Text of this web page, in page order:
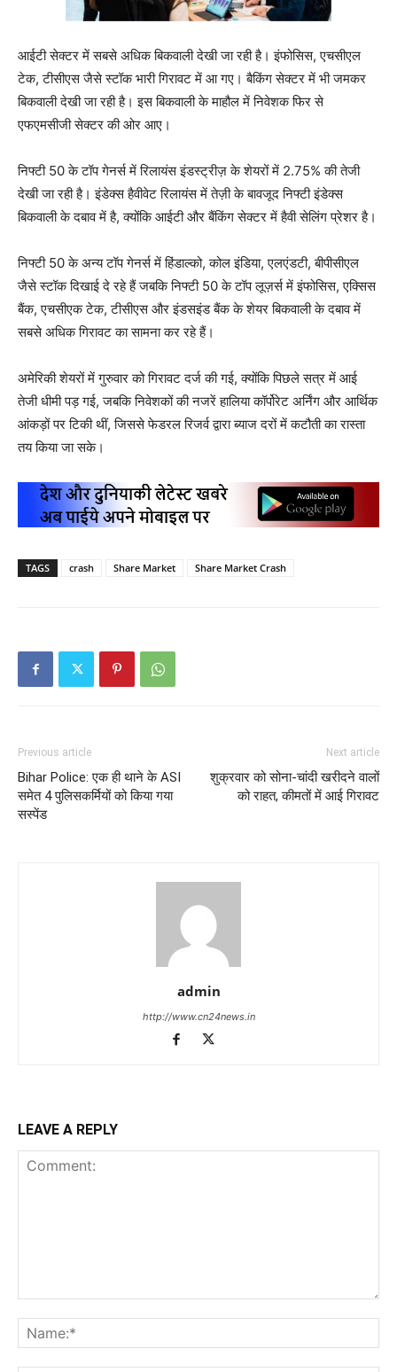
आईटी सेक्टर में सबसे अधिक बिकवाली देखी जा रही है। इंफोसिस, एचसीएल
टेक, टीसीएस जैसे स्टॉक भारी गिरावट में आ गए। बैकिंग सेक्टर में भी जमकर
बिकवाली देखी जा रही है। इस बिकवाली के माहौल में निवेशक फिर से
एफएमसीजी सेक्टर की ओर आए।
निफ्टी 50 के टॉप गेनर्स में रिलायंस इंडस्ट्रीज़ के शेयरों में 2.75% की तेजी
देखी जा रही है। इंडेक्स हैवीवेट रिलायंस में तेज़ी के बावजूद निफ्टी इंडेक्स
बिकवाली के दबाव में है, क्योंकि आईटी और बैंकिंग सेक्टर में हैवी सेलिंग प्रेशर है।
निफ्टी 50 के अन्य टॉप गेनर्स में हिंडाल्को, कोल इंडिया, एलएंडटी, बीपीसीएल
जैसे स्टॉक दिखाई दे रहे हैं जबकि निफ्टी 50 के टॉप लूज़र्स में इंफोसिस, एक्सिस
बैंक, एचसीएक टेक, टीसीएस और इंडसइंड बैंक के शेयर बिकवाली के दबाव में
सबसे अधिक गिरावट का सामना कर रहे हैं।
अमेरिकी शेयरों में गुरुवार को गिरावट दर्ज की गई, क्योंकि पिछले सत्र में आई
तेजी धीमी पड़ गई, जबकि निवेशकों की नजरें हालिया कॉर्पोरेट अर्निंग और आर्थिक
आंकड़ों पर टिकी थीं, जिससे फेडरल रिजर्व द्वारा ब्याज दरों में कटौती का रास्ता
तय किया जा सके।
TAGS crash Share Market Share Market Crash
Previous article
Bihar Police: एक ही थाने के ASI
समेत 4 पुलिसकर्मियों को किया गया
सस्पेंड
Next article
शुक्रवार को सोना-चांदी खरीदने वालों
को राहत, कीमतों में आई गिरावट
admin
http://www.cn24news.in
LEAVE A REPLY